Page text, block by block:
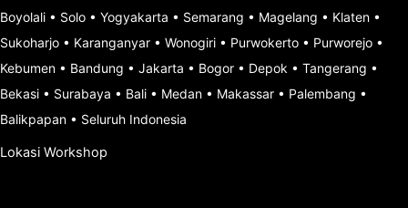
Boyolali • Solo • Yogyakarta • Semarang • Magelang • Klaten •
Sukoharjo • Karanganyar • Wonogiri • Purwokerto • Purworejo •
Kebumen • Bandung • Jakarta • Bogor • Depok • Tangerang •
Bekasi • Surabaya • Bali • Medan • Makassar • Palembang •
Balikpapan • Seluruh Indonesia
Lokasi Workshop